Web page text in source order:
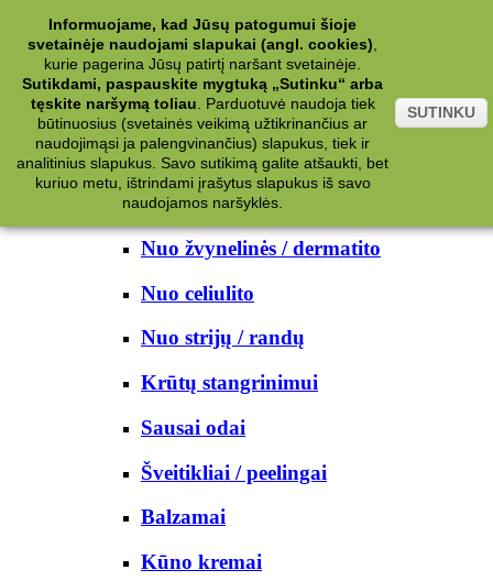
Kategorijos
Kosmetika
Kūno priežiūrai
Nuo prakaito
Kūno prausikliai
Nuo žvynelinės / dermatito
Nuo celiulito
Nuo strijų / randų
Krūtų stangrinimui
Sausai odai
Šveitikliai / peelingai
Balzamai
Kūno kremai
Informuojame, kad Jūsų patogumui šioje
svetainėje naudojami slapukai (angl. cookies)
kurie pagerina Jūsų patirtį naršant svetainėje.
Sutikdami, paspauskite mygtuką „Sutinku“ arba
tęskite naršymą toliau
Parduotuvė naudoja tiek
būtinuosius (svetainės veikimą užtikrinančius ar
naudojimąsi ja palengvinančius) slapukus, tiek ir
analitinius slapukus. Savo sutikimą galite atšaukti, bet
kuriuo metu, ištrindami įrašytus slapukus iš savo
naudojamos naršyklės.
SUTINKU